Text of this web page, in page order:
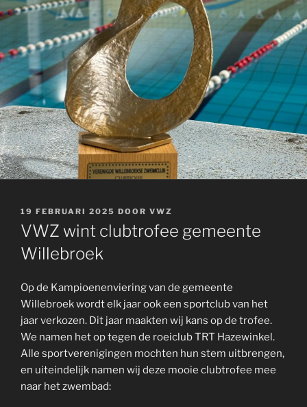
GEPLAATST
OP
19 FEBRUARI 2025 DOOR VWZ
VWZ wint clubtrofee gemeente
Willebroek
Op de Kampioenenviering van de gemeente
Willebroek wordt elk jaar ook een sportclub van het
jaar verkozen. Dit jaar maakten wij kans op de trofee.
We namen het op tegen de roeiclub TRT Hazewinkel.
Alle sportverenigingen mochten hun stem uitbrengen,
en uiteindelijk namen wij deze mooie clubtrofee mee
naar het zwembad: